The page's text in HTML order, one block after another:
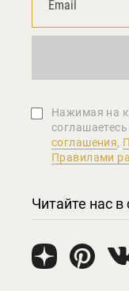
Нажимая на
соглашения,
Правилами
Читайте нас в